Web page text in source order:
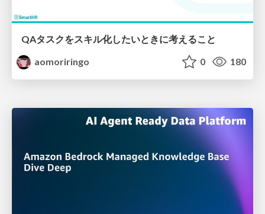
QAタスクをスキル化したいときに考えること
aomoriringo
0 180